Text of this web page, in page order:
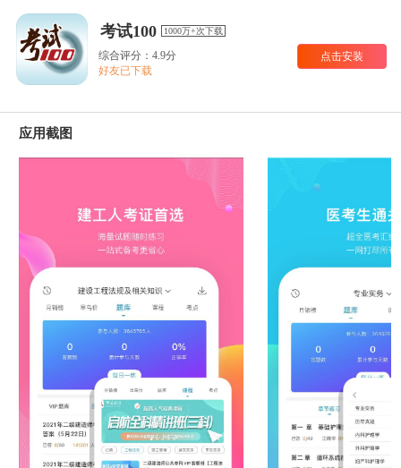
考试100 1000万+次下载
综合评分：4.9分
好友已下载
点击安装
应用截图